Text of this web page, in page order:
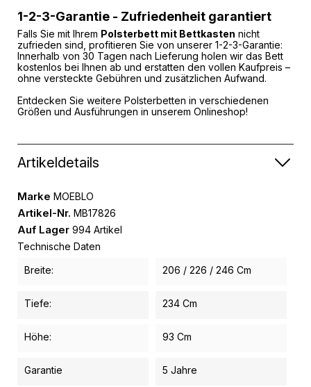
1-2-3-Garantie - Zufriedenheit garantiert
Falls Sie mit Ihrem Polsterbett mit Bettkasten nicht
zufrieden sind, profitieren Sie von unserer 1-2-3-Garantie:
Innerhalb von 30 Tagen nach Lieferung holen wir das Bett
kostenlos bei Ihnen ab und erstatten den vollen Kaufpreis –
ohne versteckte Gebühren und zusätzlichen Aufwand.
Entdecken Sie weitere Polsterbetten in verschiedenen
Größen und Ausführungen in unserem Onlineshop!
Artikeldetails
Marke MOEBLO
Artikel-Nr. MB17826
Auf Lager 994 Artikel
Technische Daten
Breite:
206 / 226 / 246 Cm
Tiefe: 234 Cm
Höhe: 93 Cm
Garantie 5 Jahre